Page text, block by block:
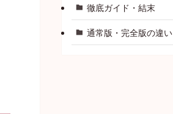
徹底ガイド・結末
通常版・完全版の違い